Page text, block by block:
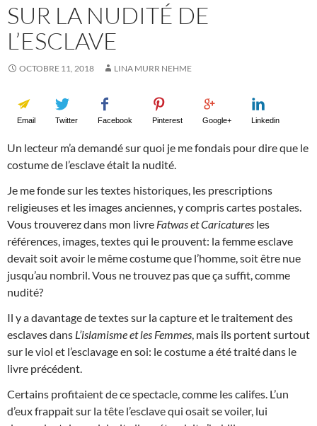
SUR LA NUDITÉ DE
L’ESCLAVE
OCTOBRE 11, 2018 LINA MURR NEHME
Email Twitter Facebook Pinterest Google+ Linkedin
Un lecteur m’a demandé sur quoi je me fondais pour dire que le
costume de l’esclave était la nudité.
Je me fonde sur les textes historiques, les prescriptions
religieuses et les images anciennes, y compris cartes postales.
Vous trouverez dans mon livre Fatwas et Caricatures les
références, images, textes qui le prouvent: la femme esclave
devait soit avoir le même costume que l’homme, soit être nue
jusqu’au nombril. Vous ne trouvez pas que ça suffit, comme
nudité?
Il y a davantage de textes sur la capture et le traitement des
esclaves dans L’islamisme et les Femmes, mais ils portent surtout
sur le viol et l’esclavage en soi: le costume a été traité dans le
livre précédent.
Certains profitaient de ce spectacle, comme les califes. L’un
d’eux frappait sur la tête l’esclave qui osait se voiler, lui